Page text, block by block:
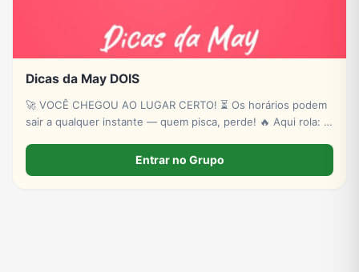
Dicas da May DOIS
🚀 VOCÊ CHEGOU AO LUGAR CERTO! ⏳ Os horários podem
sair a qualquer instante — quem pisca, perde! 🔥 Aqui rola: ✔
& bancas ✔ Conteúdo exclusivo
Entrar no Grupo